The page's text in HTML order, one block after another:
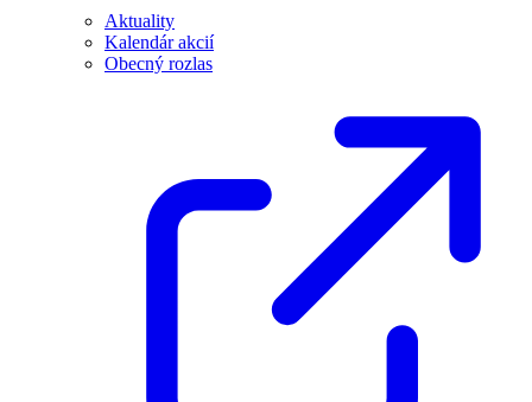
Aktuality
Kalendár akcií
Obecný rozlas